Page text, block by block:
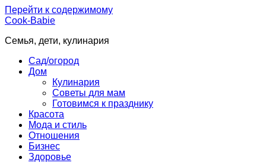
Перейти к содержимому
Cook-Babie
Семья, дети, кулинария
Сад/огород
Дом
Кулинария
Советы для мам
Готовимся к празднику
Красота
Мода и стиль
Отношения
Бизнес
Здоровье